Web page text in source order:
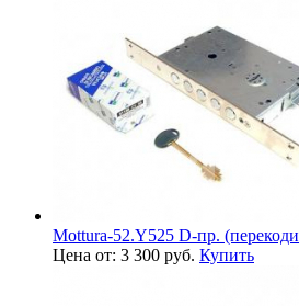
Mottura-52.Y525 D-пр.
Цена от: 3 300 руб. Купить